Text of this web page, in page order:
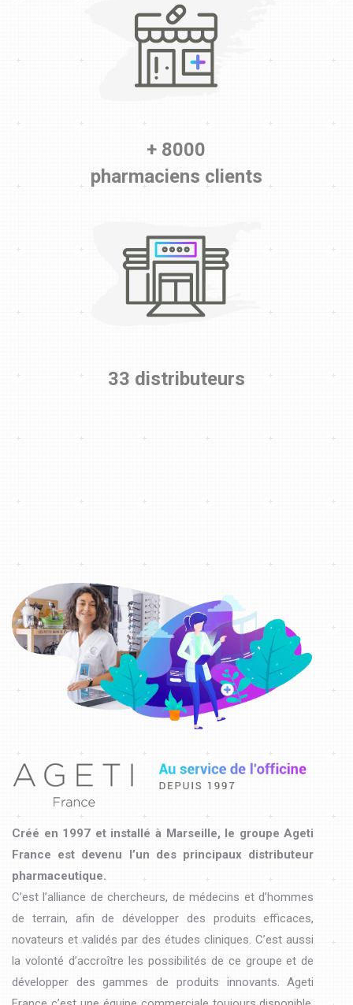
+ 8000
pharmaciens clients
33 distributeurs
Créé en 1997 et installé à Marseille, le groupe Ageti
France est devenu l’un des principaux distributeur
pharmaceutique.
C’est l’alliance de chercheurs, de médecins et d’hommes
de terrain, afin de développer des produits efficaces,
novateurs et validés par des études cliniques. C’est aussi
la volonté d’accroître les possibilités de ce groupe et de
développer des gammes de produits innovants. Ageti